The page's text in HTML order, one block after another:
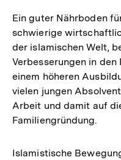
Ein guter Nährboden
schwierige
der islamischen Welt,
Verbesserungen in
einem höheren
vielen jungen
Arbeit und damit auf
Familiengründung.
Islamistische